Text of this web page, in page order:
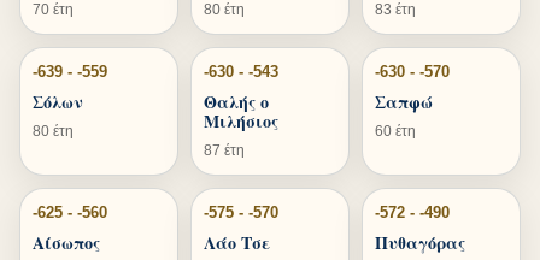
70 έτη 80 έτη 83 έτη
-639 - -559
Σόλων
80 έτη
-630 - -543
Θαλής ο
Μιλήσιος
87 έτη
-630 - -570
Σαπφώ
60 έτη
-625 - -560
Αίσωπος
-575 - -570
Λάο Τσε
-572 - -490
Πυθαγόρας